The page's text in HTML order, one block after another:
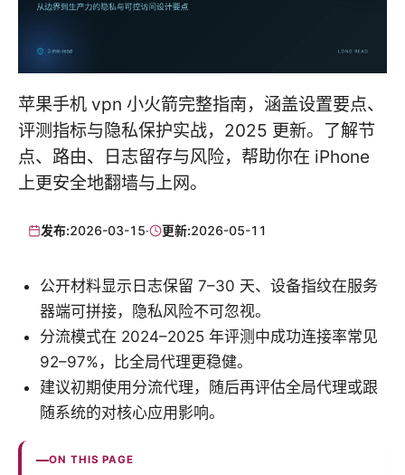
苹果手机 vpn 小火箭完整指南，涵盖设置要点、
评测指标与隐私保护实战，2025 更新。了解节
点、路由、日志留存与风险，帮助你在 iPhone
上更安全地翻墙与上网。
发布:2026-03-15· 更新:2026-05-11
公开材料显示日志保留 7–30 天、设备指纹在服务
器端可拼接，隐私风险不可忽视。
分流模式在 2024–2025 年评测中成功连接率常见
92–97%，比全局代理更稳健。
建议初期使用分流代理，随后再评估全局代理或跟
随系统的对核心应用影响。
ON THIS PAGE